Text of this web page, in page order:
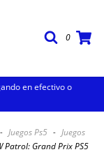
0
en efectivo o
- Juegos Ps5 - Juegos
Patrol: Grand Prix PS5